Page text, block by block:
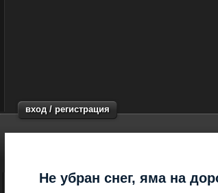
вход / регистрация
Не убран снег, яма на